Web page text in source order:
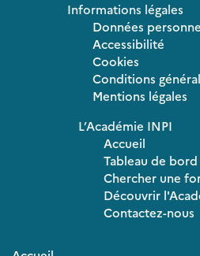
Informations légales
Données
Accessibilité
Cookies
Conditions
Mentions légales
L’Académie INPI
Accueil
Tableau de bord
Chercher une
Découvrir
Contactez-nous